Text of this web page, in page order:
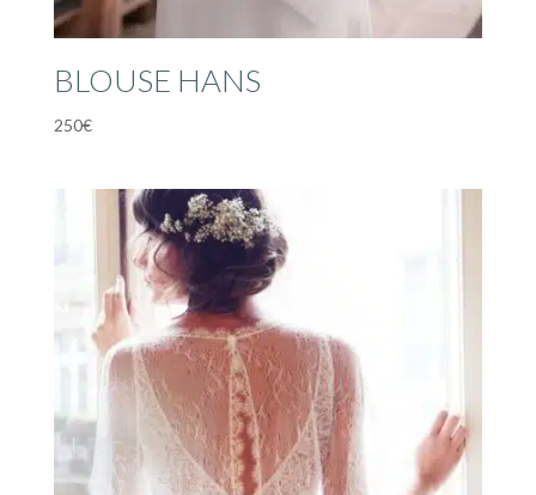
BLOUSE HANS
250€